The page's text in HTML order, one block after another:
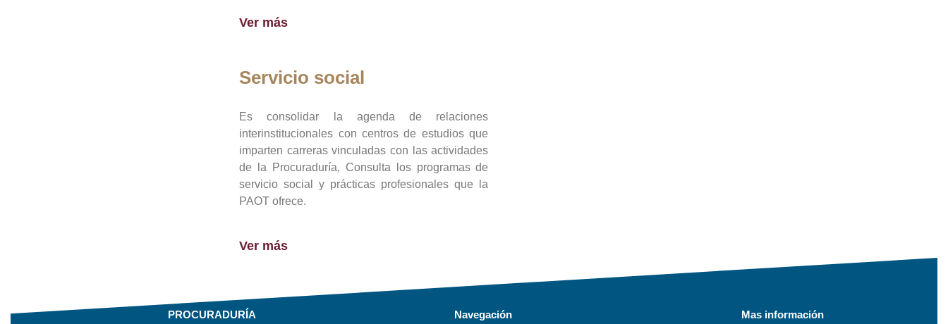
Ver más
Servicio social
Es consolidar la agenda de relaciones
interinstitucionales con centros de estudios que
imparten carreras vinculadas con las actividades
de la Procuraduría, Consulta los programas de
servicio social y prácticas profesionales que la
PAOT ofrece.
Ver más
PROCURADURÍA Navegación Mas información